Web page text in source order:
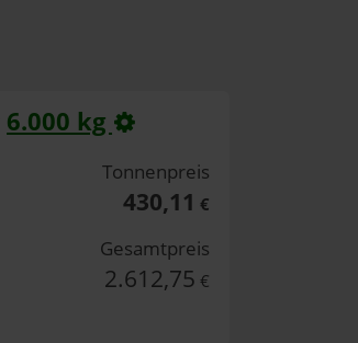
6.000 kg
Tonnenpreis
430,11 €
Gesamtpreis
2.612,75 €